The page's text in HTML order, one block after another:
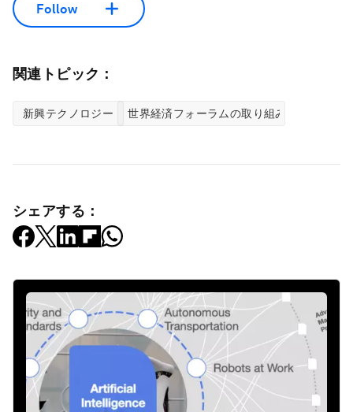
Follow
関連トピック：
新興テクノロジー 世界経済フォーラムの取り組み
シェアする：